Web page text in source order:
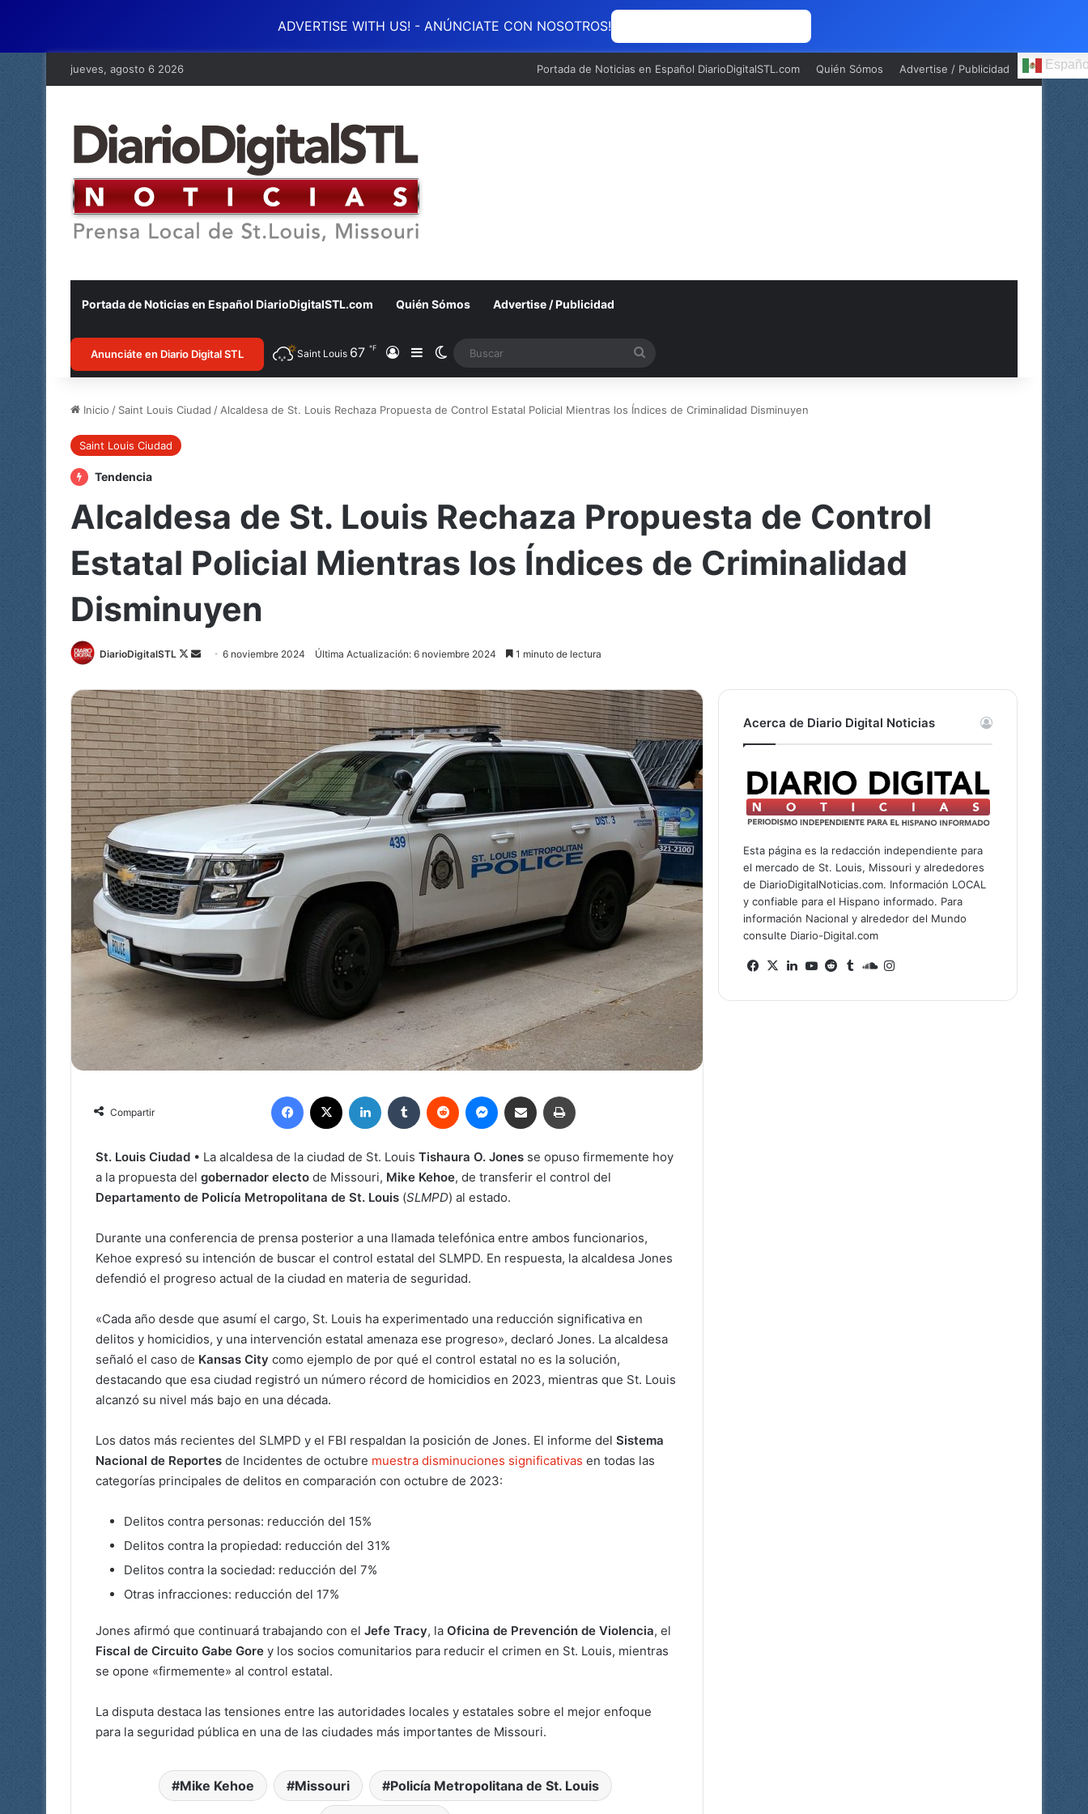
ADVERTISE WITH US! - ANÚNCIATE CON NOSOTROS!
jueves, agosto 6 2026 Portada de Noticias en Español DiarioDigitalSTL.com Quién Sómos Advertise / Publicidad
Portada de Noticias en Español DiarioDigitalSTL.com Quién Sómos Advertise / Publicidad
Anunciáte en Diario Digital STL Saint Louis 67 ℉ AccesoBarra lateral
Switch skin
Inicio / Saint Louis Ciudad / Alcaldesa de St. Louis Rechaza Propuesta de Control Estatal Policial Mientras los Índices de Criminalidad Disminuyen
Saint Louis Ciudad
Tendencia
Alcaldesa de St. Louis Rechaza Propuesta de Control
Estatal Policial Mientras los Índices de Criminalidad
Disminuyen
DiarioDigitalSTL
Follow
X
Send
email
6 noviembre 2024 Última Actualización: 6 noviembre 2024 1 minuto de lectura
Compartir
Facebook LinkedIn Tumblr Reddit MessengerCompartir por correo electrónico
St. Louis Ciudad • La alcaldesa de la ciudad de St. Louis Tishaura O. Jones se opuso firmemente hoy
a la propuesta del gobernador electo de Missouri, Mike Kehoe, de transferir el control del
Departamento de Policía Metropolitana de St. Louis (SLMPD) al estado.
Durante una conferencia de prensa posterior a una llamada telefónica entre ambos funcionarios,
Kehoe expresó su intención de buscar el control estatal del SLMPD. En respuesta, la alcaldesa Jones
defendió el progreso actual de la ciudad en materia de seguridad.
«Cada año desde que asumí el cargo, St. Louis ha experimentado una reducción significativa en
delitos y homicidios, y una intervención estatal amenaza ese progreso», declaró Jones. La alcaldesa
señaló el caso de Kansas City como ejemplo de por qué el control estatal no es la solución,
destacando que esa ciudad registró un número récord de homicidios en 2023, mientras que St. Louis
alcanzó su nivel más bajo en una década.
Los datos más recientes del SLMPD y el FBI respaldan la posición de Jones. El informe del Sistema
Nacional de Reportes de Incidentes de octubre muestra disminuciones significativas en todas las
categorías principales de delitos en comparación con octubre de 2023:
Delitos contra personas: reducción del 15%
Delitos contra la propiedad: reducción del 31%
Delitos contra la sociedad: reducción del 7%
Otras infracciones: reducción del 17%
Jones afirmó que continuará trabajando con el Jefe Tracy, la Oficina de Prevención de Violencia, el
Fiscal de Circuito Gabe Gore y los socios comunitarios para reducir el crimen en St. Louis, mientras
se opone «firmemente» al control estatal.
La disputa destaca las tensiones entre las autoridades locales y estatales sobre el mejor enfoque
para la seguridad pública en una de las ciudades más importantes de Missouri.
Mike Kehoe Missouri Policía Metropolitana de St. Louis
Acerca de Diario Digital Noticias
Esta página es la redacción independiente para
el mercado de St. Louis, Missouri y alrededores
de DiarioDigitalNoticias.com. Información LOCAL
y confiable para el Hispano informado. Para
información Nacional y alrededor del Mundo
consulte Diario-Digital.com
Facebook
X LinkedIn
YouTube
RedditTumblrSoundCloud